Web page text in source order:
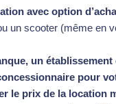
avec option
un scooter (même en
un
pour
le prix de la location